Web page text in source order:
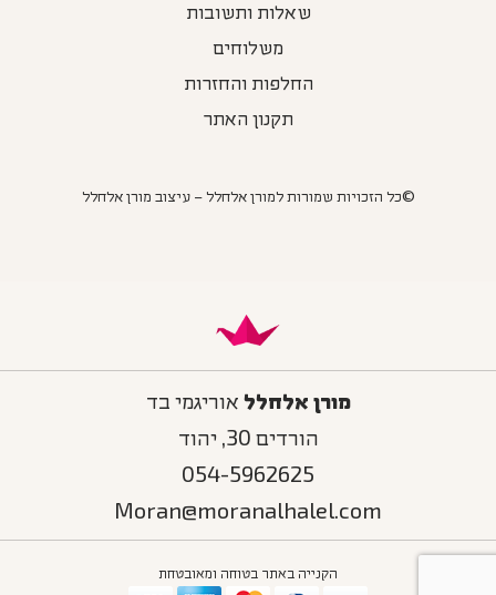
שאלות ותשובות
משלוחים
החלפות והחזרות
תקנון האתר
©כל הזכויות שמורות למורן אלחלל – עיצוב מורן אלחלל
מורן אלחלל אוריגמי בד
הורדים 30, יהוד
054-5962625
Moran@moranalhalel.com
הקנייה באתר בטוחה ומאובטחת